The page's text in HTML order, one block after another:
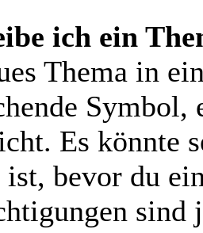
ich ein
Thema in
Es könnte
bevor du
sind